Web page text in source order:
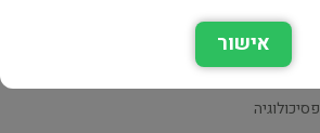
התערבות פסיכולוגית חינוכית בעת אסון
פסיכולוגיה
אישור